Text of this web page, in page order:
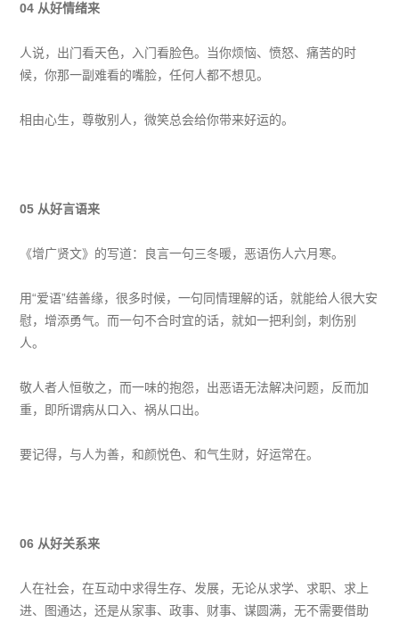
04 从好情绪来
人说，出门看天色，入门看脸色。当你烦恼、愤怒、痛苦的时
候，你那一副难看的嘴脸，任何人都不想见。
相由心生，尊敬别人，微笑总会给你带来好运的。
05 从好言语来
《增广贤文》的写道：良言一句三冬暖，恶语伤人六月寒。
用“爱语”结善缘，很多时候，一句同情理解的话，就能给人很大安
慰，增添勇气。而一句不合时宜的话，就如一把利剑，刺伤别
人。
敬人者人恒敬之，而一味的抱怨，出恶语无法解决问题，反而加
重，即所谓病从口入、祸从口出。
要记得，与人为善，和颜悦色、和气生财，好运常在。
06 从好关系来
人在社会，在互动中求得生存、发展，无论从求学、求职、求上
进、图通达，还是从家事、政事、财事、谋圆满，无不需要借助